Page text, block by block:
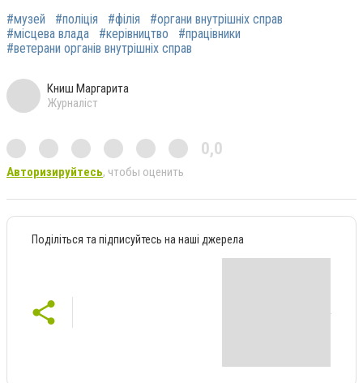
#музей #поліція #філія
#органи внутрішніх справ
#місцева влада
#керівництво
#працівники
#ветерани органів внутрішніх справ
Книш Маргарита
Журналіст
0,0
Авторизируйтесь, чтобы оценить
Поділіться та підписуйтесь на наші джерела